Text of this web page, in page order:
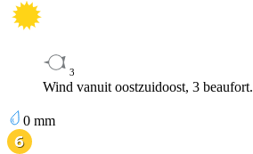
3
Wind vanuit oostzuidoost, 3 beaufort.
0 mm